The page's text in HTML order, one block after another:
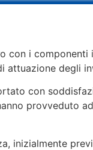
con i
degli
con
provveduto
inizialmente